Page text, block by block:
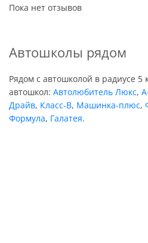
Пока нет отзывов
Автошколы рядом
Рядом с автошколой в радиусе 5
автошкол: Автолюбитель Люкс,
Драйв, Класс-В, Машинка-плюс,
Формула, Галатея.